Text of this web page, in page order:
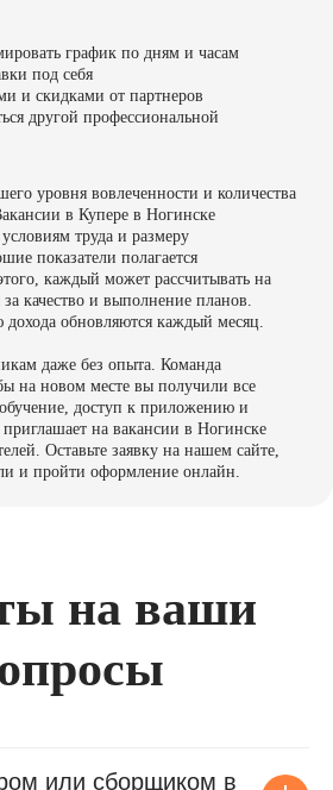
график по дням и часам
под себя
и скидками от партнеров
другой профессиональной
уровня вовлеченности и количества
в Купере в Ногинске
труда и размеру
показатели полагается
каждый может рассчитывать на
качество и выполнение планов.
обновляются каждый месяц.
даже без опыта. Команда
на новом месте вы получили все
доступ к приложению и
на вакансии в Ногинске
Оставьте заявку на нашем сайте,
и пройти оформление онлайн.
на ваши
или сборщиком в